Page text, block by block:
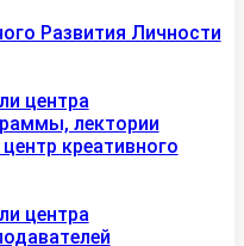
Развития Личности
центра
лектории
креативного
центра